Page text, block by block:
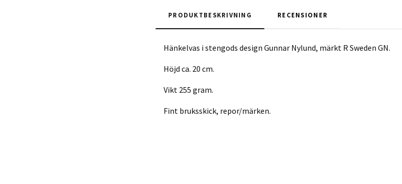
PRODUKTBESKRIVNING RECENSIONER
Hänkelvas i stengods design Gunnar Nylund, märkt R Sweden GN.
Höjd ca. 20 cm.
Vikt 255 gram.
Fint bruksskick, repor/märken.